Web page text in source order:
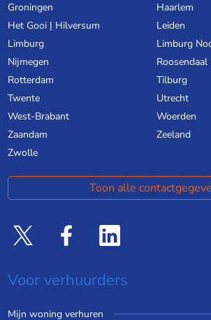
Groningen
Haarlem
Het Gooi | Hilversum
Leiden
Limburg
Limburg
Nijmegen
Roosendaal
Rotterdam
Tilburg
Twente
Utrecht
West-Brabant
Woerden
Zaandam
Zeeland
Zwolle
Toon alle
Voor verhuurders
Mijn woning verhuren